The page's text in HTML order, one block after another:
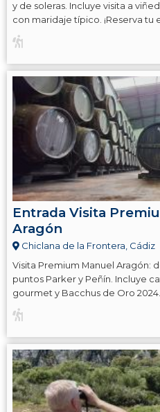
y de soleras. Incluye visita a
con maridaje típico. ¡Reserva tu
Entrada Visita
Aragón
Chiclana de la Frontera, Cádiz
Visita Premium Manuel Aragón:
puntos Parker y Peñín. Incluye
gourmet y Bacchus de Oro 2024.